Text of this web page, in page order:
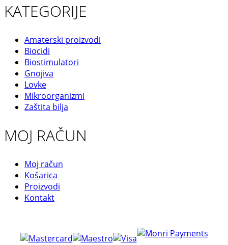
KATEGORIJE
Amaterski proizvodi
Biocidi
Biostimulatori
Gnojiva
Lovke
Mikroorganizmi
Zaštita bilja
MOJ RAČUN
Moj račun
Košarica
Proizvodi
Kontakt